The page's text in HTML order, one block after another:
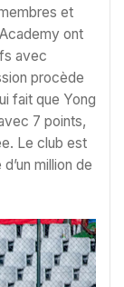
et
ont
avec
procède
fait que Yong
7 points,
Le club est
million de